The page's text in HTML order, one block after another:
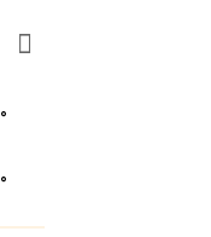
°
°